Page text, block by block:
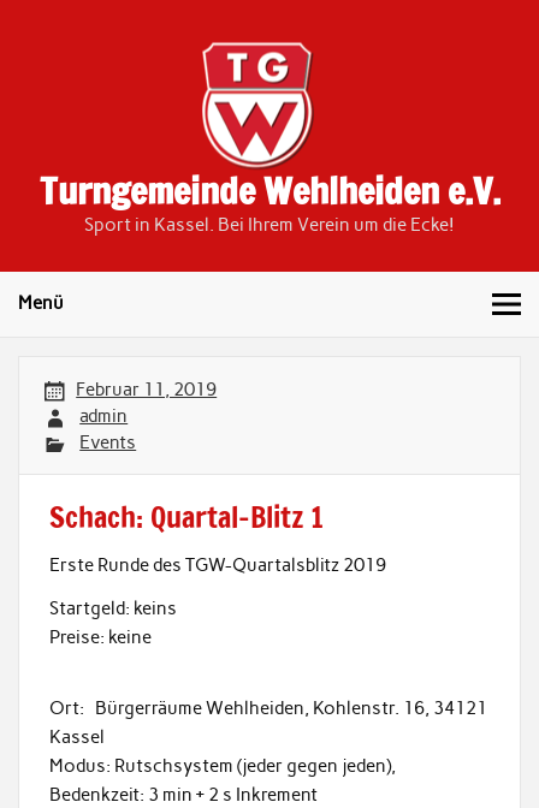
Turngemeinde Wehlheiden e.V.
Sport in Kassel. Bei Ihrem Verein um die Ecke!
Menü
Februar 11, 2019
admin
Events
Schach: Quartal-Blitz 1
Erste Runde des TGW-Quartalsblitz 2019
Startgeld: keins
Preise: keine
Ort: Bürgerräume Wehlheiden, Kohlenstr. 16, 34121
Kassel
Modus: Rutschsystem (jeder gegen jeden),
Bedenkzeit: 3 min + 2 s Inkrement